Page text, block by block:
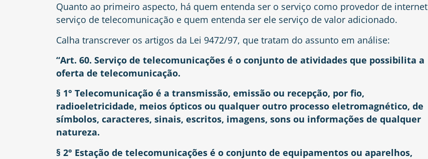
Quanto ao primeiro aspecto, há quem entenda ser o serviço como provedor de internet
serviço de telecomunicação e quem entenda ser ele serviço de valor adicionado.
Calha transcrever os artigos da Lei 9472/97, que tratam do assunto em análise:
“Art. 60. Serviço de telecomunicações é o conjunto de atividades que possibilita a
oferta de telecomunicação.
§ 1° Telecomunicação é a transmissão, emissão ou recepção, por fio,
radioeletricidade, meios ópticos ou qualquer outro processo eletromagnético, de
símbolos, caracteres, sinais, escritos, imagens, sons ou informações de qualquer
natureza.
§ 2° Estação de telecomunicações é o conjunto de equipamentos ou aparelhos,